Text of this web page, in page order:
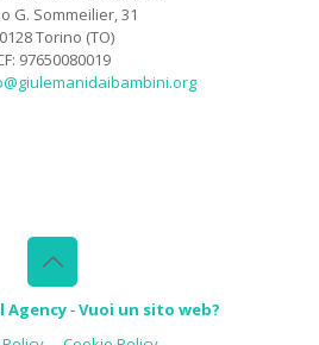
G. Sommeilier, 31
Torino (TO)
97650080019
Agency-Vuoi un sito web?